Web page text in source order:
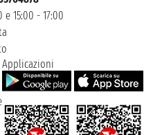
15:00 - 17:00
Applicazioni